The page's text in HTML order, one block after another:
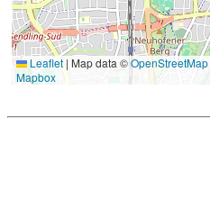
Leaflet | Map data ©OpenStreetMap
Mapbox